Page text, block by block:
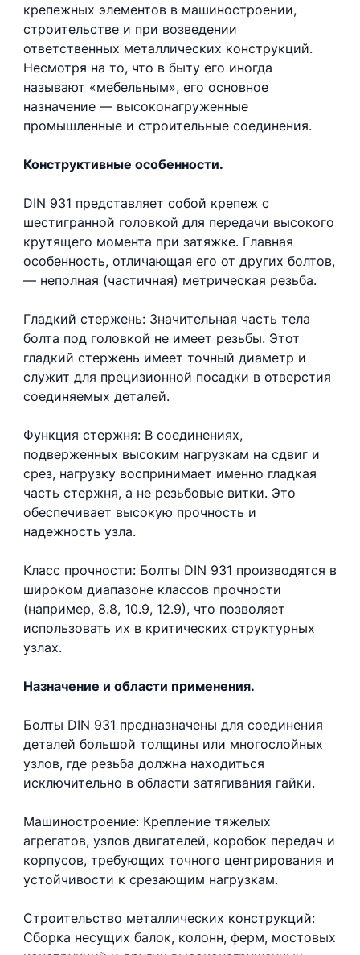
крепежных элементов в машиностроении,
строительстве и при возведении
ответственных металлических конструкций.
Несмотря на то, что в быту его иногда
называют «мебельным», его основное
назначение — высоконагруженные
промышленные и строительные соединения.
Конструктивные особенности.
DIN 931 представляет собой крепеж с
шестигранной головкой для передачи высокого
крутящего момента при затяжке. Главная
особенность, отличающая его от других болтов,
— неполная (частичная) метрическая резьба.
Гладкий стержень: Значительная часть тела
болта под головкой не имеет резьбы. Этот
гладкий стержень имеет точный диаметр и
служит для прецизионной посадки в отверстия
соединяемых деталей.
Функция стержня: В соединениях,
подверженных высоким нагрузкам на сдвиг и
срез, нагрузку воспринимает именно гладкая
часть стержня, а не резьбовые витки. Это
обеспечивает высокую прочность и
надежность узла.
Класс прочности: Болты DIN 931 производятся в
широком диапазоне классов прочности
(например, 8.8, 10.9, 12.9), что позволяет
использовать их в критических структурных
узлах.
Назначение и области применения.
Болты DIN 931 предназначены для соединения
деталей большой толщины или многослойных
узлов, где резьба должна находиться
исключительно в области затягивания гайки.
Машиностроение: Крепление тяжелых
агрегатов, узлов двигателей, коробок передач и
корпусов, требующих точного центрирования и
устойчивости к срезающим нагрузкам.
Строительство металлических конструкций:
Сборка несущих балок, колонн, ферм, мостовых